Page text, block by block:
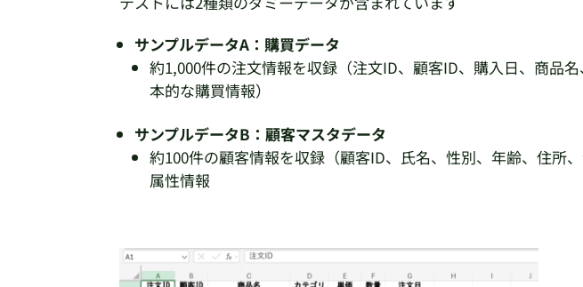
サンプルデータA：購買データ
約1,000件の注文情報を収録（注文ID、顧客ID、購入日、商品
本的な購買情報）
サンプルデータB：顧客マスタデータ
約100件の顧客情報を収録（顧客ID、氏名、性別、年齢、住所
属性情報